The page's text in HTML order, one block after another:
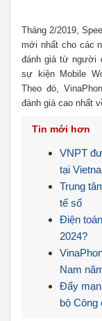
Tháng 2/2019,
mới nhất cho các
đánh giá từ người
sự kiện Mobile
Theo đó,
đánh giá cao nhất
Tin mới hơn
VNPT
tại
Trung
tế số
Điện
2024?
Nam
Đẩy
bộ